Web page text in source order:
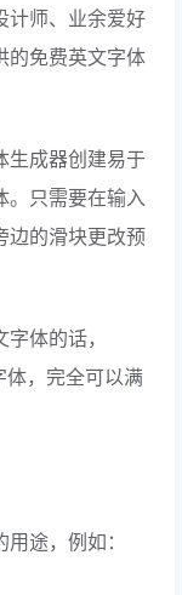
计师、业余爱好
的免费英文字体
生成器创建易于
。只需要在输入
边的滑块更改预
体的话，
，完全可以满
途，例如：